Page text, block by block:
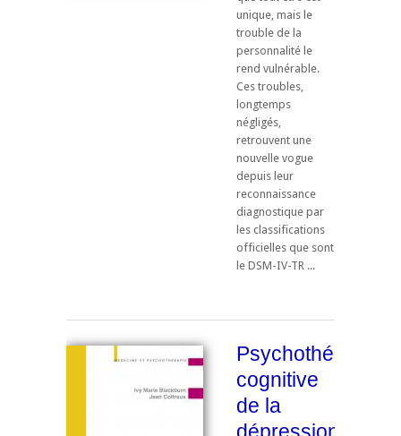
unique, mais le
trouble de la
personnalité le
rend vulnérable.
Ces troubles,
longtemps
négligés,
retrouvent une
nouvelle vogue
depuis leur
reconnaissance
diagnostique par
les classifications
officielles que sont
le DSM-IV-TR ...
Psychothérapie
cognitive
de la
dépression